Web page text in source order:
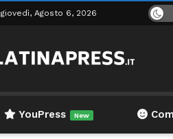
giovedì, Agosto 6, 2026
YouPress New